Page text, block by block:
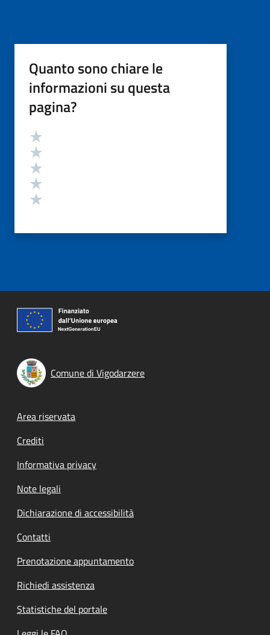
Quanto sono chiare le
informazioni su questa
pagina?
Valutazione
Comune di Vigodarzere
Footer menu
Area riservata
Crediti
Informativa privacy
Note legali
Dichiarazione di accessibilità
Contatti
Prenotazione appuntamento
Richiedi assistenza
Statistiche del portale